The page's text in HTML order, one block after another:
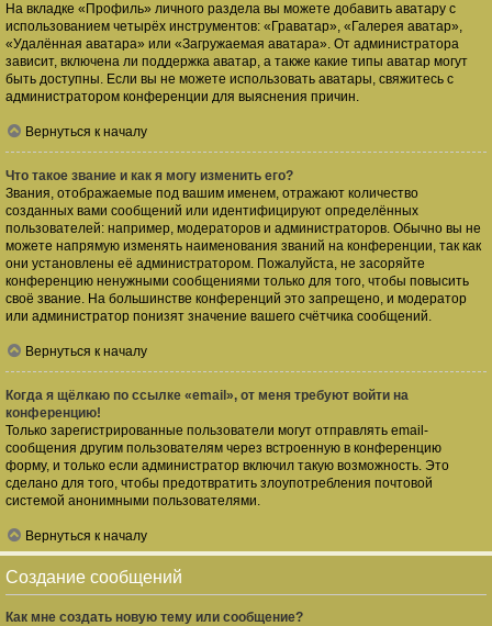
На вкладке «Профиль» личного раздела вы можете добавить аватару с
использованием четырёх инструментов: «Граватар», «Галерея аватар»,
«Удалённая аватара» или «Загружаемая аватара». От администратора
зависит, включена ли поддержка аватар, а также какие типы аватар могут
быть доступны. Если вы не можете использовать аватары, свяжитесь с
администратором конференции для выяснения причин.
Вернуться к началу
Что такое звание и как я могу изменить его?
Звания, отображаемые под вашим именем, отражают количество
созданных вами сообщений или идентифицируют определённых
пользователей: например, модераторов и администраторов. Обычно вы не
можете напрямую изменять наименования званий на конференции, так как
они установлены её администратором. Пожалуйста, не засоряйте
конференцию ненужными сообщениями только для того, чтобы повысить
своё звание. На большинстве конференций это запрещено, и модератор
или администратор понизят значение вашего счётчика сообщений.
Вернуться к началу
Когда я щёлкаю по ссылке «email», от меня требуют войти на
конференцию!
Только зарегистрированные пользователи могут отправлять email-
сообщения другим пользователям через встроенную в конференцию
форму, и только если администратор включил такую возможность. Это
сделано для того, чтобы предотвратить злоупотребления почтовой
системой анонимными пользователями.
Вернуться к началу
Создание сообщений
Как мне создать новую тему или сообщение?